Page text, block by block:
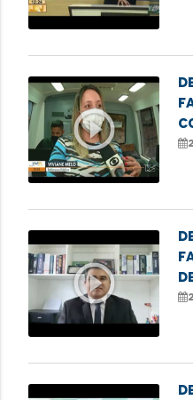
play_circle_outline
play_circle_outline